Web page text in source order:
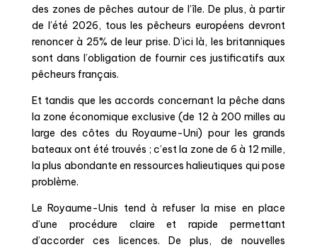
des zones de pêches autour de l’île. De plus, à partir
de l’été 2026, tous les pêcheurs européens devront
renoncer à 25% de leur prise. D’ici là, les britanniques
sont dans l’obligation de fournir ces justificatifs aux
pêcheurs français.
Et tandis que les accords concernant la pêche dans
la zone économique exclusive (de 12 à 200 milles au
large des côtes du Royaume-Uni) pour les grands
bateaux ont été trouvés ; c’est la zone de 6 à 12 mille,
la plus abondante en ressources halieutiques qui pose
problème.
Le Royaume-Unis tend à refuser la mise en place
d’une procédure claire et rapide permettant
d’accorder ces licences. De plus, de nouvelles